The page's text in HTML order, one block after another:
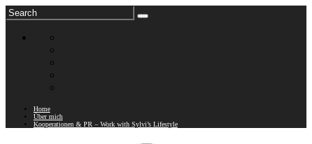
Home
Über mich
Kooperationen & PR – Work with Sylvi’s Lifestyle